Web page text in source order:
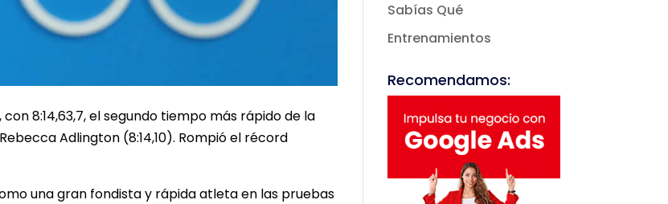
8:14,63,7, el segundo tiempo más rápido de la
Adlington (8:14,10). Rompió el récord
una gran fondista y rápida atleta en las pruebas
Sabías Qué
Entrenamientos
Recomendamos: